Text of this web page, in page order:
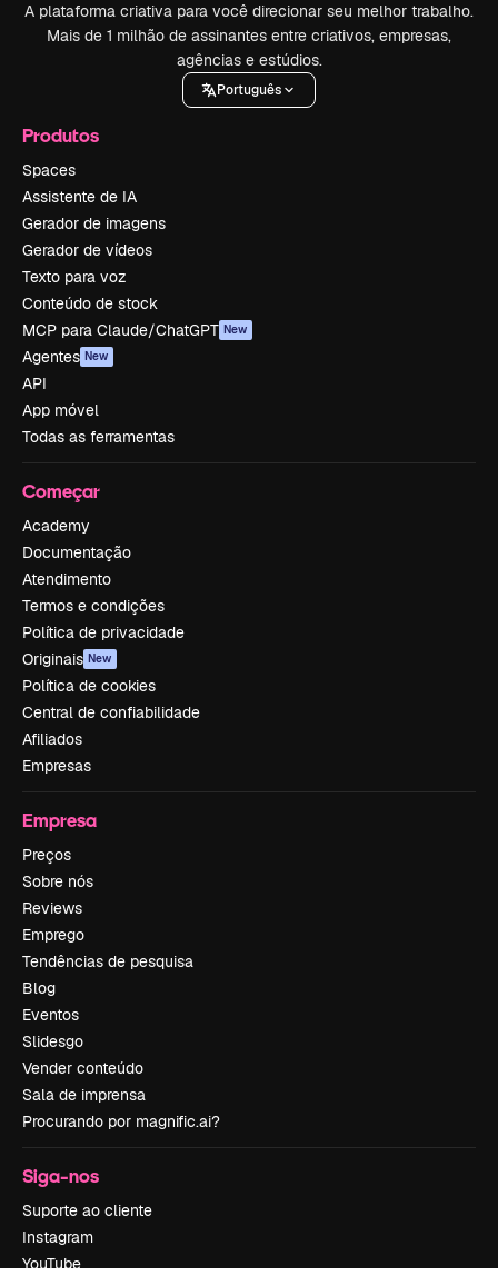
A plataforma criativa para você direcionar seu melhor trabalho.
Mais de 1 milhão de assinantes entre criativos, empresas,
agências e estúdios.
Português
Produtos
Spaces
Assistente de IA
Gerador de imagens
Gerador de vídeos
Texto para voz
Conteúdo de stock
MCP para Claude/ChatGPT New
Agentes New
API
App móvel
Todas as ferramentas
Começar
Academy
Documentação
Atendimento
Termos e condições
Política de privacidade
Originais New
Política de cookies
Central de confiabilidade
Afiliados
Empresas
Empresa
Preços
Sobre nós
Reviews
Emprego
Tendências de pesquisa
Blog
Eventos
Slidesgo
Vender conteúdo
Sala de imprensa
Procurando por magnific.ai?
Siga-nos
Suporte ao cliente
Instagram
YouTube